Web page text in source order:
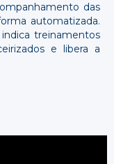
das
automatizada.
treinamentos
e libera a